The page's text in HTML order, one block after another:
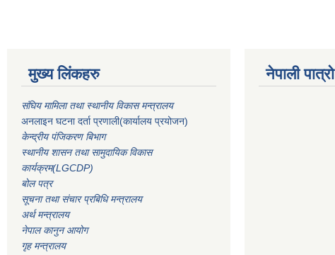
मुख्य लिंकहरु
संघिय मामिला तथा स्थानीय विकास मन्त्रालय
अनलाइन घटना दर्ता प्रणाली(कार्यालय प्रयोजन)
केन्द्रीय पंजिकरण बिभाग
स्थानीय शासन तथा सामुदायिक विकास
कार्यक्रम(LGCDP)
बोल पत्र
सूचना तथा संचार प्रबिधि मन्त्रालय
अर्थ मन्त्रालय
नेपाल कानुन आयोग
गृह मन्त्रालय
नेपाली पात्रो